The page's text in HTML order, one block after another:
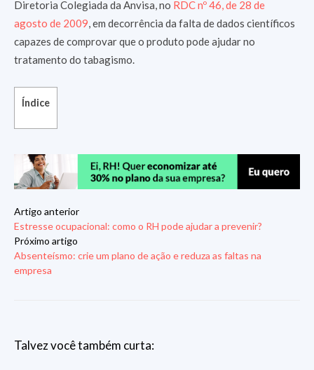
Diretoria Colegiada da Anvisa, no RDC nº 46, de 28 de
agosto de 2009, em decorrência da falta de dados científicos
capazes de comprovar que o produto pode ajudar no
tratamento do tabagismo.
Índice
Artigo anterior
Estresse ocupacional: como o RH pode ajudar a prevenir?
Próximo artigo
Absenteísmo: crie um plano de ação e reduza as faltas na
empresa
Talvez você também curta: